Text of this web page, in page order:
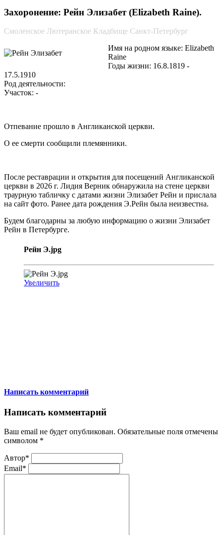
Захоронение: Рейн Элизабет (Elizabeth Raine).
Смоленское Лютеранское Кладбище Санкт-Петербург
Имя на родном языке: Elizabeth
Raine
Годы жизни: 16.8.1819 -
17.5.1910
Род деятельности:
Участок: -
Отпевание прошло в Англиканской церкви.
О ее смерти сообщили племянники.
После реставрации и открытия для посещений Англиканской
церкви в 2026 г. Лидия Верник обнаружила на стене церкви
траурную табличку с датами жизни Элизабет Рейн и прислала
на сайт фото. Ранее дата рождения Э.Рейн была неизвестна.
Будем благодарны за любую информацию о жизни Элизабет
Рейн в Петербурге.
Рейн Э.jpg
Увеличить
Написать комментарий
Написать комментарий
Ваш email не будет опубликован. Обязательные поля отмечены
символом *
Автор*
Email*